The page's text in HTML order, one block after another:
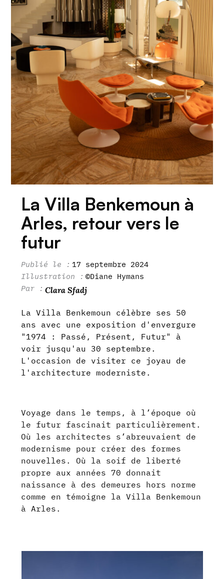
La Villa Benkemoun à
Arles, retour vers le
futur
17 septembre 2024
©Diane Hymans
Clara Sfadj
La Villa Benkemoun célèbre ses 50
ans avec une exposition d'envergure
"1974 : Passé, Présent, Futur" à
voir jusqu'au 30 septembre.
L'occasion de visiter ce joyau de
l'architecture moderniste.
Voyage dans le temps, à l’époque où
le futur fascinait particulièrement.
Où les architectes s’abreuvaient de
modernisme pour créer des formes
nouvelles. Où la soif de liberté
propre aux années 70 donnait
naissance à des demeures hors norme
comme en témoigne la Villa Benkemoun
à Arles.